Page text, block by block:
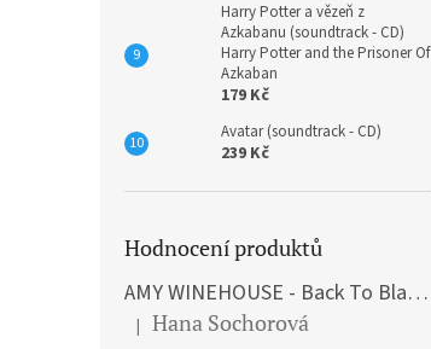
Harry Potter a vězeň z
Azkabanu (soundtrack - CD)
Harry Potter and the Prisoner Of
Azkaban
179 Kč
Avatar (soundtrack - CD)
239 Kč
Hodnocení produktů
AMY WINEHOUSE - Back To Black (LP)
Hodnocení produktu je 5 z 5 hvězdiček.
| Hana Sochorová